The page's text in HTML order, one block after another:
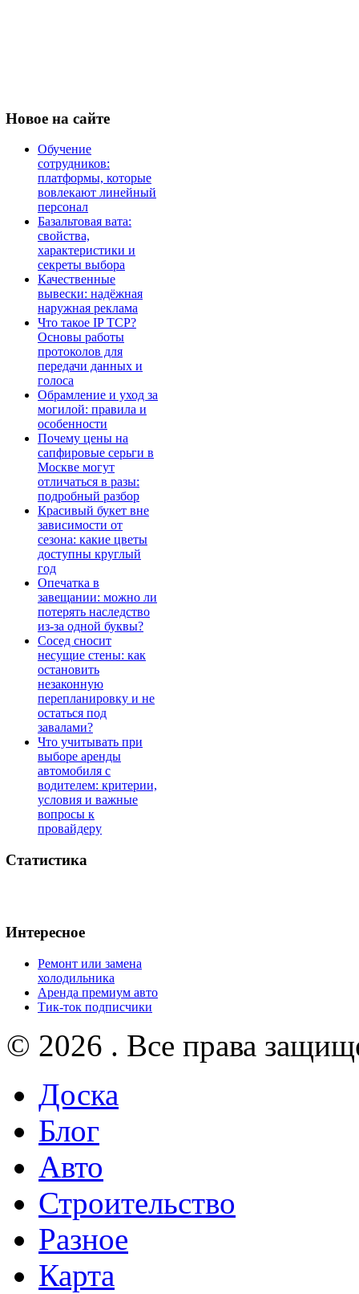
Новое на сайте
Обучение
сотрудников:
платформы, которые
вовлекают линейный
персонал
Базальтовая вата:
свойства,
характеристики и
секреты выбора
Качественные
вывески: надёжная
наружная реклама
Что такое IP TCP?
Основы работы
протоколов для
передачи данных и
голоса
Обрамление и уход за
могилой: правила и
особенности
Почему цены на
сапфировые серьги в
Москве могут
отличаться в разы:
подробный разбор
Красивый букет вне
зависимости от
сезона: какие цветы
доступны круглый
год
Опечатка в
завещании: можно ли
потерять наследство
из-за одной буквы?
Сосед сносит
несущие стены: как
остановить
незаконную
перепланировку и не
остаться под
завалами?
Что учитывать при
выборе аренды
автомобиля с
водителем: критерии,
условия и важные
вопросы к
провайдеру
Статистика
Интересное
Ремонт или замена
холодильника
Аренда премиум авто
Тик-ток подписчики
© 2026 . Все права
Доска
Блог
Авто
Строительство
Разное
Карта